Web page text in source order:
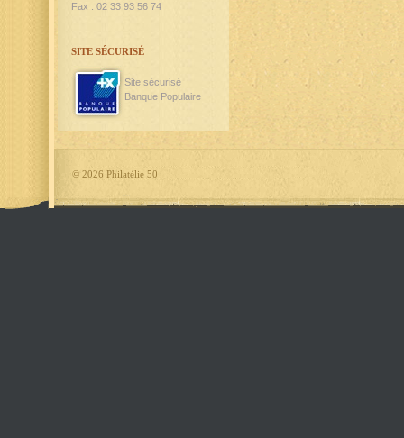
Fax : 02 33 93 56 74
SITE SÉCURISÉ
Site sécurisé
Banque Populaire
© 2026 Philatélie 50